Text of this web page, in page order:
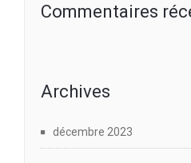
Commentaires
Archives
décembre 2023